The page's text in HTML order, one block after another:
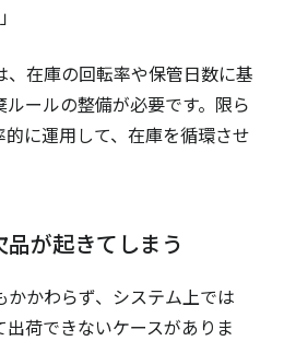
、在庫の回転率や保管日数に基
ールの整備が必要です。限ら
に運用して、在庫を循環させ
が起きてしまう
かわらず、システム上では
出荷できないケースがありま